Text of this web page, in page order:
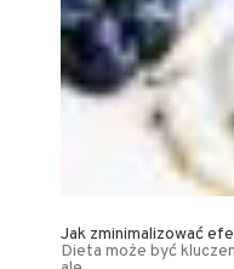
Jak zminimalizować
Dieta może być